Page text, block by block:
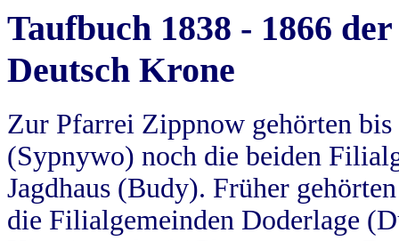
Taufbuch 1838 - 1866
Deutsch Krone
Zur Pfarrei Zippnow gehörten
(Sypnywo) noch die beiden
Jagdhaus (Budy). Früher
die Filialgemeinden Doderlage